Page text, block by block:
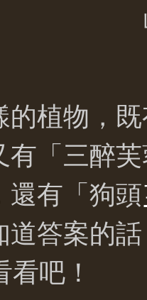
的植物，
有「三醉
還有「狗頭
道答案的
吧！